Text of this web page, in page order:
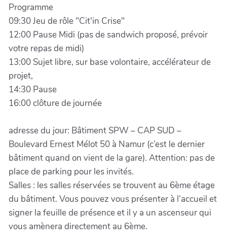
Programme
09:30 Jeu de rôle "Cit'in Crise"
12:00 Pause Midi (pas de sandwich proposé, prévoir
votre repas de midi)
13:00 Sujet libre, sur base volontaire, accélérateur de
projet,
14:30 Pause
16:00 clôture de journée
adresse du jour: Bâtiment SPW – CAP SUD –
Boulevard Ernest Mélot 50 à Namur (c’est le dernier
bâtiment quand on vient de la gare). Attention: pas de
place de parking pour les invités.
Salles : les salles réservées se trouvent au 6ème étage
du bâtiment. Vous pouvez vous présenter à l’accueil et
signer la feuille de présence et il y a un ascenseur qui
vous amènera directement au 6ème.